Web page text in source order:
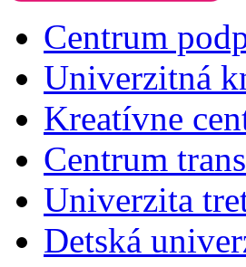
Centrum
Univerzitná
Kreatívne
Centrum
Univerzita
Detská